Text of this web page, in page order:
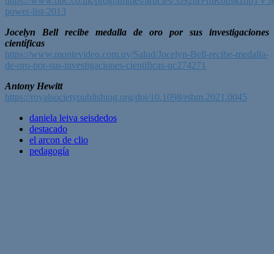
power-list-2013
Jocelyn Bell recibe medalla de oro por sus investigaciones
científicas
https://www.montevideo.com.uy/Salud/Jocelyn-Bell-recibe-medalla-
de-oro-por-sus-investigaciones-cientificas-uc274271
Antony Hewitt
https://royalsocietypublishing.org/doi/10.1098/rsbm.2021.0045
daniela leiva seisdedos
destacado
el arcon de clio
pedagogía